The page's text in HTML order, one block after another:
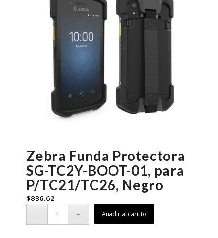
Zebra Funda Protectora
SG-TC2Y-BOOT-01, para
P/TC21/TC26, Negro
$886.62
Añadir al carrito